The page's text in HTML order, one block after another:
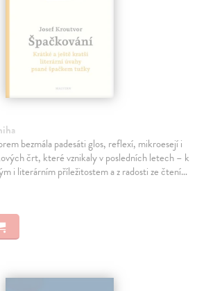
bezmála padesáti glos, reflexí, mikroesejí i
črt, které vznikaly v posledních letech – k
i literárním příležitostem a z radosti ze čtení…